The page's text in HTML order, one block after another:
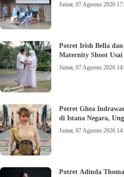
Jumat, 07 Agustus 2026
Potret Irish Bella
Maternity Shoot
Jumat, 07 Agustus 2026
Potret Ghea
di Istana Negara,
Jumat, 07 Agustus 2026
Potret Adinda